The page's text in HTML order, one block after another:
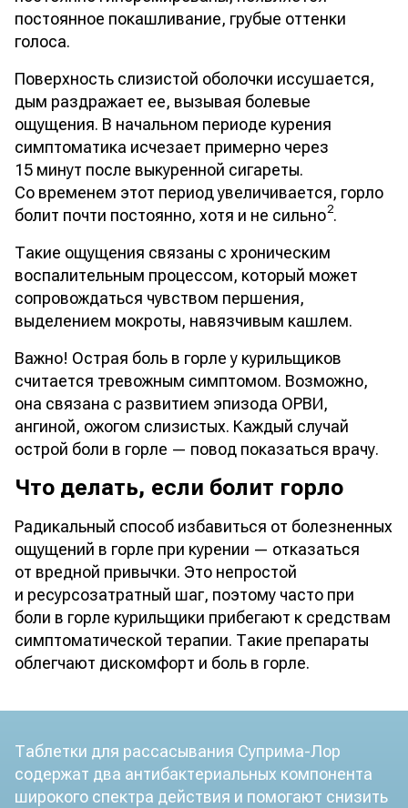
постоянное покашливание, грубые оттенки
голоса.
Поверхность слизистой оболочки иссушается,
дым раздражает ее, вызывая болевые
ощущения. В начальном периоде курения
симптоматика исчезает примерно через
15 минут после выкуренной сигареты.
Со временем этот период увеличивается, горло
болит почти постоянно, хотя и не сильно2.
Такие ощущения связаны с хроническим
воспалительным процессом, который может
сопровождаться чувством першения,
выделением мокроты, навязчивым кашлем.
Важно! Острая боль в горле у курильщиков
считается тревожным симптомом. Возможно,
она связана с развитием эпизода ОРВИ,
ангиной, ожогом слизистых. Каждый случай
острой боли в горле — повод показаться врачу.
Что делать, если болит горло
Радикальный способ избавиться от болезненных
ощущений в горле при курении — отказаться
от вредной привычки. Это непростой
и ресурсозатратный шаг, поэтому часто при
боли в горле курильщики прибегают к средствам
симптоматической терапии. Такие препараты
облегчают дискомфорт и боль в горле.
Таблетки для рассасывания Суприма-Лор
содержат два антибактериальных компонента
широкого спектра действия и помогают снизить